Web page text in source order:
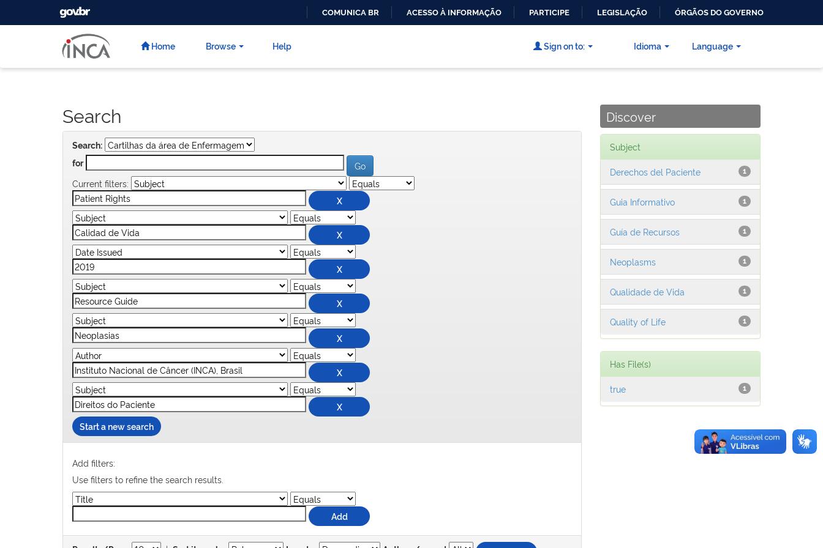
CONTEÚDO
GOVBR
COMUNICA BR ACESSO À INFORMAÇÃO PARTICIPE LEGISLAÇÃO ÓRGÃOS DO GOVERNO
Home Browse Help Language
Sign on to: Idioma
Search
Search:
for
Current filters:
Start a new search
Add filters:
Use filters to refine the search results.
Discover
Subject
1
Derechos del Paciente
1
Guia Informativo
1
Guía de Recursos
1
Neoplasms
1
Qualidade de Vida
1
Quality of Life
Has File(s)
1
true